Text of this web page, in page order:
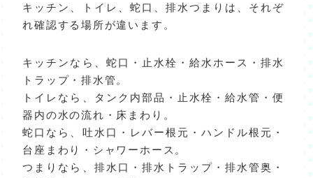
キッチン、トイレ、蛇口、排水つまりは、それぞ
れ確認する場所が違います。
キッチンなら、蛇口・止水栓・給水ホース・排水
トラップ・排水管。
トイレなら、タンク内部品・止水栓・給水管・便
器内の水の流れ・床まわり。
蛇口なら、吐水口・レバー根元・ハンドル根元・
台座まわり・シャワーホース。
つまりなら、排水口・排水トラップ・排水管奥・